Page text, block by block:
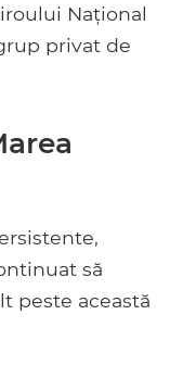
Național
privat de
să
peste această